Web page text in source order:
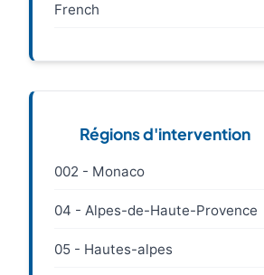
French
Régions d'intervention
002 - Monaco
04 - Alpes-de-Haute-Provence
05 - Hautes-alpes